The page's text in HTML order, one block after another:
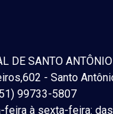
DE SANTO
- Santo
99733-5807
feira à sexta-feira: